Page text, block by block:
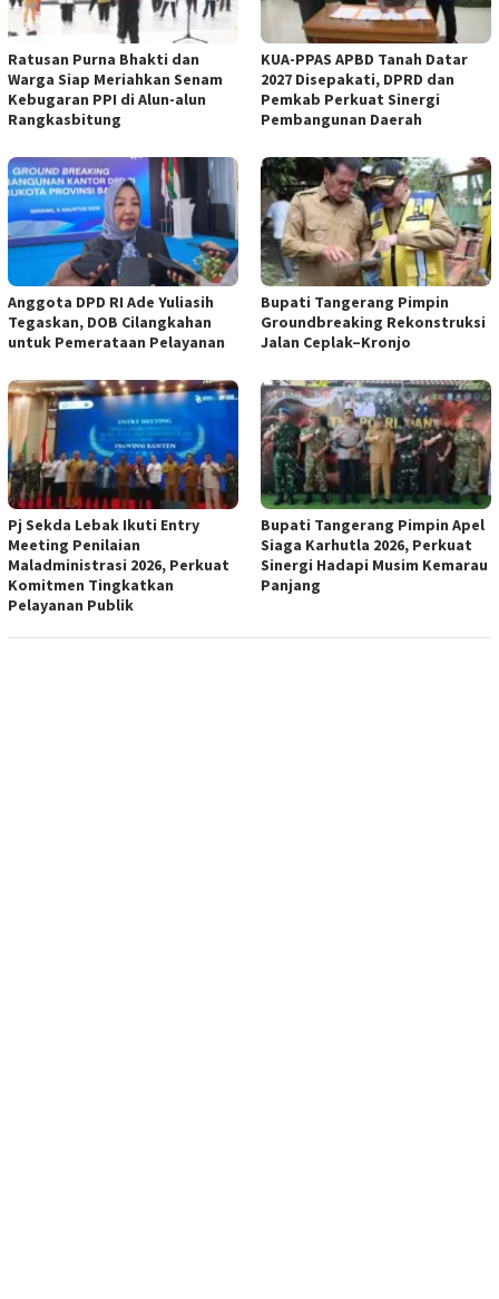
Ratusan Purna Bhakti dan
Warga Siap Meriahkan Senam
Kebugaran PPI di Alun-alun
Rangkasbitung
KUA-PPAS APBD Tanah Datar
2027 Disepakati, DPRD dan
Pemkab Perkuat Sinergi
Pembangunan Daerah
Anggota DPD RI Ade Yuliasih
Tegaskan, DOB Cilangkahan
untuk Pemerataan Pelayanan
Bupati Tangerang Pimpin
Groundbreaking Rekonstruksi
Jalan Ceplak–Kronjo
Pj Sekda Lebak Ikuti Entry
Meeting Penilaian
Maladministrasi 2026, Perkuat
Komitmen Tingkatkan
Pelayanan Publik
Bupati Tangerang Pimpin Apel
Siaga Karhutla 2026, Perkuat
Sinergi Hadapi Musim Kemarau
Panjang